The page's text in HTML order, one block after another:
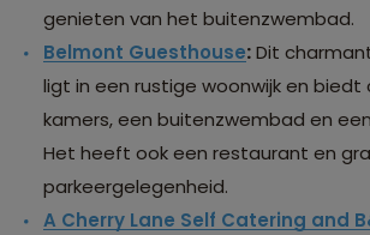
genieten van het buitenzwembad.
Belmont Guesthouse:Dit
ligt in een rustige woonwijk en
kamers, een buitenzwembad en
Het heeft ook een restaurant en
parkeergelegenheid.
A Cherry Lane Self Catering and